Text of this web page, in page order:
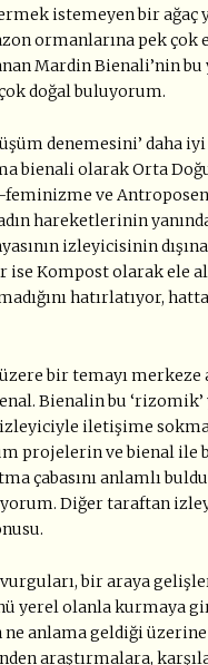
istemeyen bir ağaç
ormanlarına pek
Mardin Bienali’nin bu
doğal buluyorum.
denemesini’ daha
olarak Orta Doğu
ve
hareketlerinin
izleyicisinin
ise Kompost olarak ele
hatırlatıyor,
bir temayı
Bienalin bu
iletişime sokma
projelerin ve bienal ile
çabasını anlamlı
Diğer taraftan
bir araya
yerel olanla kurmaya
anlama geldiği
araştırmalara,